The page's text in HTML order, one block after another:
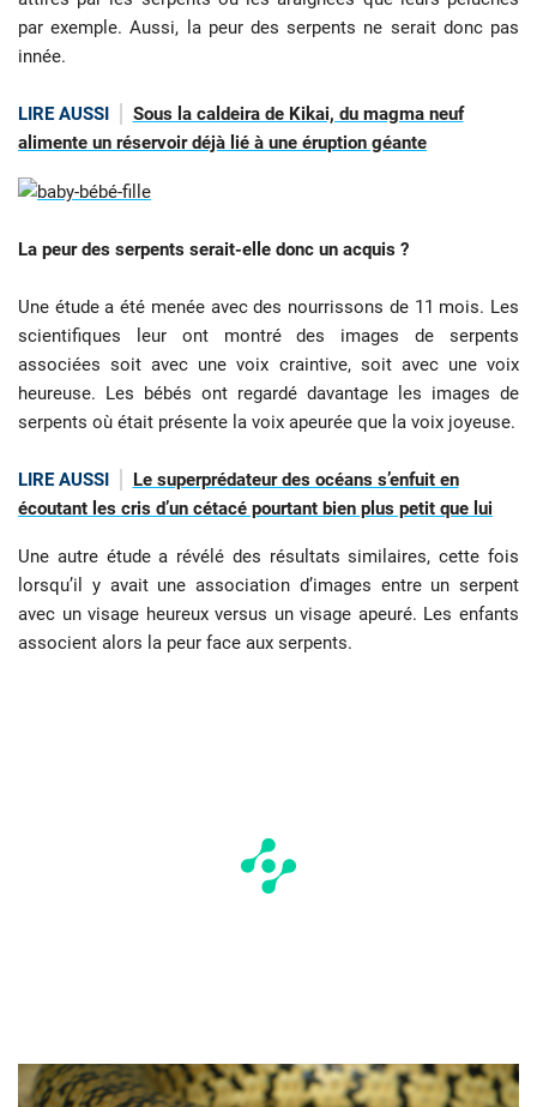
par exemple. Aussi, la peur des serpents ne serait donc pas
innée.
LIRE AUSSI
Sous la caldeira de Kikai, du magma neuf
alimente un réservoir déjà lié à une éruption géante
La peur des serpents serait-elle donc un acquis ?
Une étude a été menée avec des nourrissons de 11 mois. Les
scientifiques leur ont montré des images de serpents
associées soit avec une voix craintive, soit avec une voix
heureuse. Les bébés ont regardé davantage les images de
serpents où était présente la voix apeurée que la voix joyeuse.
LIRE AUSSI
Le superprédateur des océans s’enfuit en
écoutant les cris d’un cétacé pourtant bien plus petit que lui
Une autre étude a révélé des résultats similaires, cette fois
lorsqu’il y avait une association d’images entre un serpent
avec un visage heureux versus un visage apeuré. Les enfants
associent alors la peur face aux serpents.